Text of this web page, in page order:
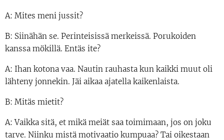
A: Mites meni jussit?
B: Siinähän se. Perinteisissä merkeissä. Porukoiden
kanssa mökillä. Entäs ite?
A: Ihan kotona vaa. Nautin rauhasta kun kaikki muut oli
lähteny jonnekin. Jäi aikaa ajatella kaikenlaista.
B: Mitäs mietit?
A: Vaikka sitä, et mikä meiät saa toimimaan, jos on joku
tarve. Niinku mistä motivaatio kumpuaa? Tai oikestaan